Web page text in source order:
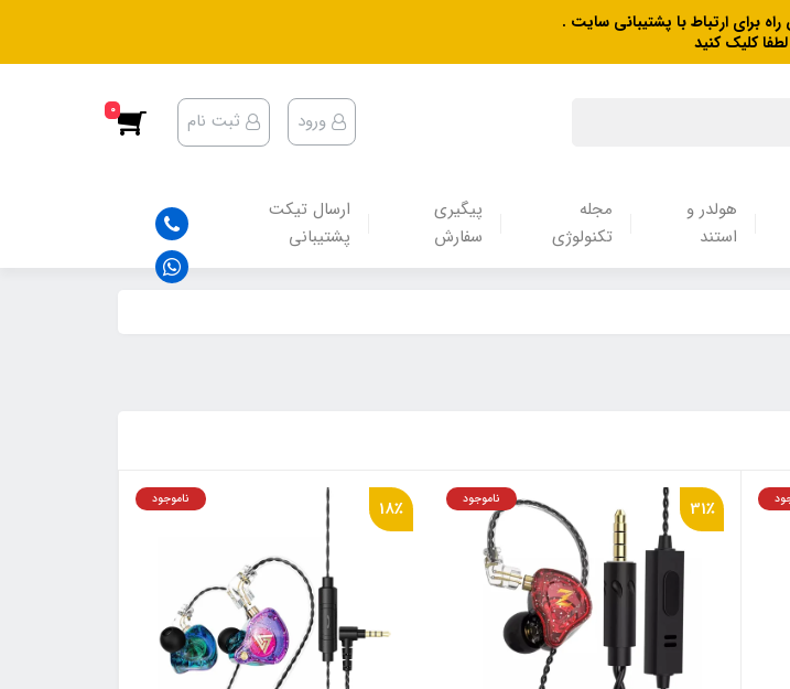
برای ارتباط با پشتیبانی سایت .
لطفا کلیک کنید
ورود ثبت نام 0
هولدر و
استند
مجله
تکنولوژی
پیگیری
سفارش
ارسال تیکت
پشتیبانی
31٪ ناموجود 18٪ ناموجود